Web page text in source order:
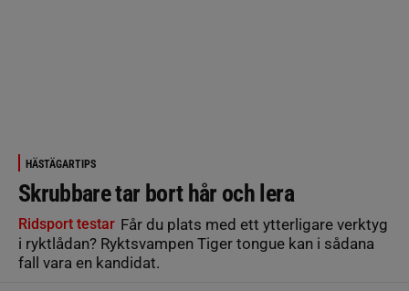
HÄSTÄGARTIPS
Skrubbare tar bort hår och lera
Ridsport testar Får du plats med ett ytterligare verktyg
i ryktlådan? Ryktsvampen Tiger tongue kan i sådana
fall vara en kandidat.